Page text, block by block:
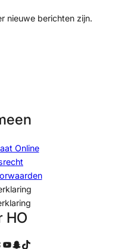
nieuwe berichten zijn.
Online
HO
YouTube Snapchat TikTok